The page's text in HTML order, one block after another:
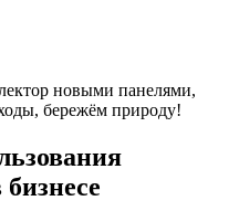
новыми панелями,
бережём природу!